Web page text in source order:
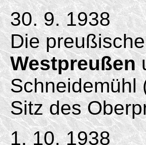
30. 9. 1938
Die
Westpreußen
Schneidemühl
Sitz des
1. 10. 1938